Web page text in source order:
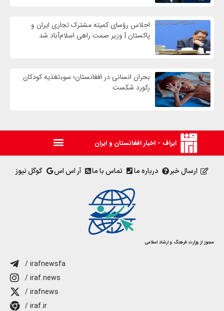
اجلاس رؤسای کمیته مشترک تجاری ایران و
پاکستان | وزیر صمت راهی اسلام‌آباد شد
بحران انسانی در افغانستان؛ سوءتغذیه کودکان
رکورد شکست
ایراف - اخبار افغانستان و ایران
ارسال خبر درباره ما تماس با ما آر اس اس گوگل نیوز
مجوز از وزارت فرهنگ و ارشاد اسلامی
/ irafnewsfa
/ iraf.news
/ irafnews
/ iraf.ir